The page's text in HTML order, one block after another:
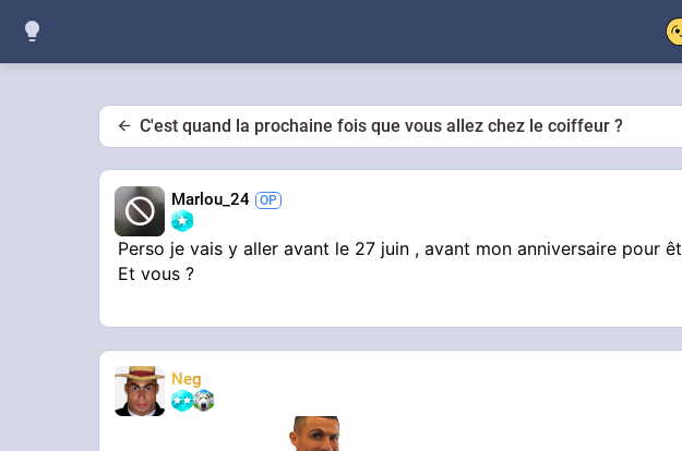
C'est quand la prochaine fois que vous allez chez le coiffeur ?
Marlou_24
Perso je vais y aller avant le 27 juin , avant mon anniversaire pour
Et vous ?
Neg